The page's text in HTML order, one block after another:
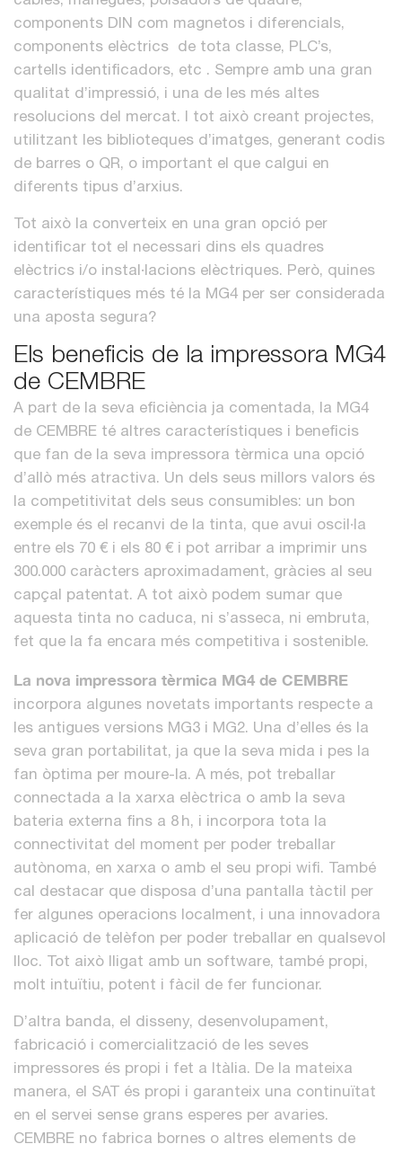
components DIN com magnetos i diferencials,
components elèctrics de tota classe, PLC’s,
cartells identificadors, etc . Sempre amb una gran
qualitat d’impressió, i una de les més altes
resolucions del mercat. I tot això creant projectes,
utilitzant les biblioteques d’imatges, generant codis
de barres o QR, o important el que calgui en
diferents tipus d’arxius.
Tot això la converteix en una gran opció per
identificar tot el necessari dins els quadres
elèctrics i/o instal·lacions elèctriques. Però, quines
característiques més té la MG4 per ser considerada
una aposta segura?
Els beneficis de la impressora MG4
de CEMBRE
A part de la seva eficiència ja comentada, la MG4
de CEMBRE té altres característiques i beneficis
que fan de la seva impressora tèrmica una opció
d’allò més atractiva. Un dels seus millors valors és
la competitivitat dels seus consumibles: un bon
exemple és el recanvi de la tinta, que avui oscil·la
entre els 70 € i els 80 € i pot arribar a imprimir uns
300.000 caràcters aproximadament, gràcies al seu
capçal patentat. A tot això podem sumar que
aquesta tinta no caduca, ni s’asseca, ni embruta,
fet que la fa encara més competitiva i sostenible.
La nova impressora tèrmica MG4 de CEMBRE
incorpora algunes novetats importants respecte a
les antigues versions MG3 i MG2. Una d’elles és la
seva gran portabilitat, ja que la seva mida i pes la
fan òptima per moure-la. A més, pot treballar
connectada a la xarxa elèctrica o amb la seva
bateria externa fins a 8 h, i incorpora tota la
connectivitat del moment per poder treballar
autònoma, en xarxa o amb el seu propi wifi. També
cal destacar que disposa d’una pantalla tàctil per
fer algunes operacions localment, i una innovadora
aplicació de telèfon per poder treballar en qualsevol
lloc. Tot això lligat amb un software, també propi,
molt intuïtiu, potent i fàcil de fer funcionar.
D’altra banda, el disseny, desenvolupament,
fabricació i comercialització de les seves
impressores és propi i fet a Itàlia. De la mateixa
manera, el SAT és propi i garanteix una continuïtat
en el servei sense grans esperes per avaries.
CEMBRE no fabrica bornes o altres elements de